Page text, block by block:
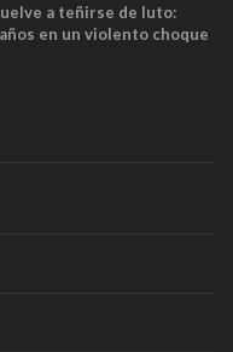
a teñirse de luto:
en un violento choque